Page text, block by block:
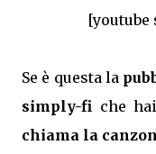
[youtube
Se è questa la
simply-fi che
chiama la